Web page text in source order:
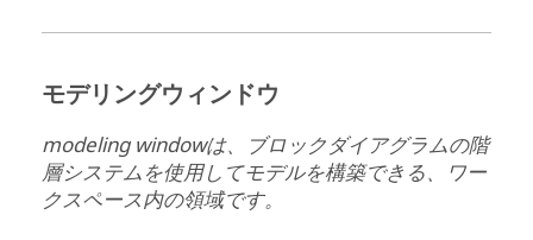
モデリングウィンドウ
modeling windowは、ブロックダイアグラムの階
層システムを使用してモデルを構築できる、ワー
クスペース内の領域です。